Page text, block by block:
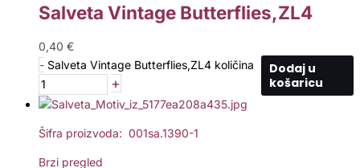
Salveta Vintage Butterflies,ZL4
0,40 €
- Salveta Vintage Butterflies,ZL4 količina
+
Dodaj u
košaricu
Šifra proizvoda: 001sa.1390-1
Brzi pregled